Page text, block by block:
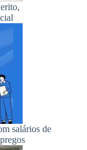
salários de